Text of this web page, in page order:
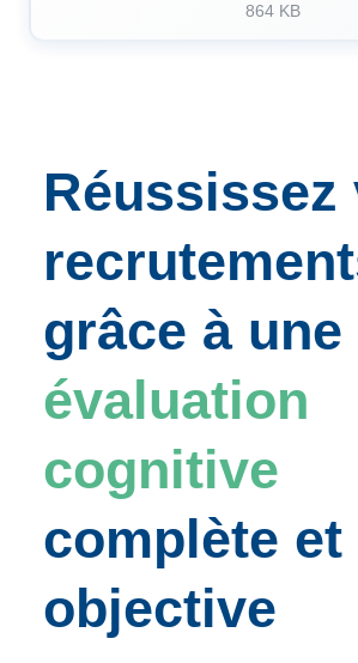
864 KB
Réussissez
grâce à une
évaluation
cognitive
complète et
objective